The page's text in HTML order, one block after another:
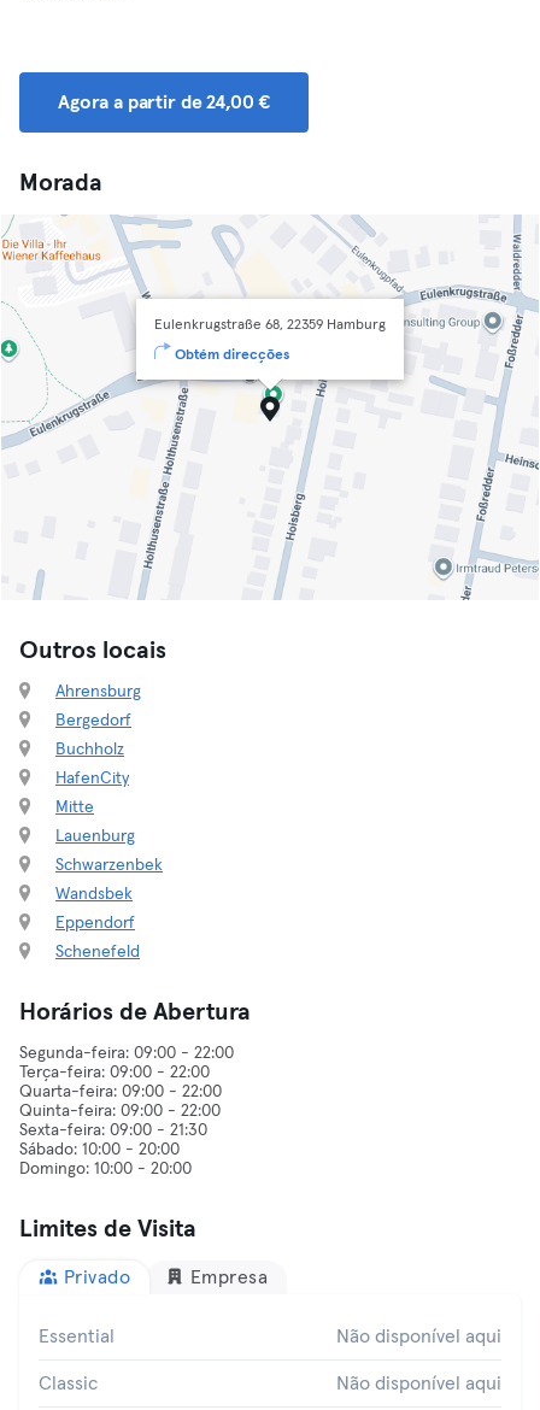
Agora a partir de 24,00 €
Morada
Eulenkrugstraße 68, 22359 Hamburg
Obtém direcções
Outros locais
Ahrensburg
Bergedorf
Buchholz
HafenCity
Mitte
Lauenburg
Schwarzenbek
Wandsbek
Eppendorf
Schenefeld
Horários de Abertura
Segunda-feira: 09:00 - 22:00
Terça-feira: 09:00 - 22:00
Quarta-feira: 09:00 - 22:00
Quinta-feira: 09:00 - 22:00
Sexta-feira: 09:00 - 21:30
Sábado: 10:00 - 20:00
Limites de Visita
Privado Empresa
Essential Não disponível aqui
Classic Não disponível aqui